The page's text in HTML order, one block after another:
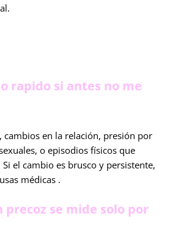
rapido si antes no me
cambios en la relación, presión por
o episodios físicos que
el cambio es brusco y persistente,
médicas .
precoz se mide solo por